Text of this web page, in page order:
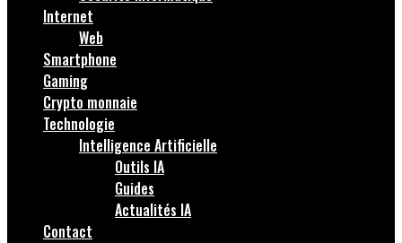
Internet
Web
Smartphone
Gaming
Crypto monnaie
Technologie
Intelligence Artificielle
Outils IA
Guides
Actualités IA
Contact